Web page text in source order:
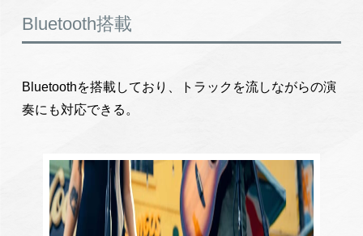
Bluetooth搭載
Bluetoothを搭載しており、トラックを流しながらの演
奏にも対応できる。